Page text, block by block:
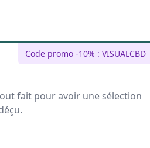
Code promo -10% : VISUALCBD
fait pour avoir une sélection